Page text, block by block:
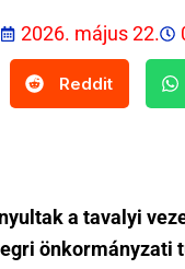
2026. május 22.
Reddit
a tavalyi
önkormányzati